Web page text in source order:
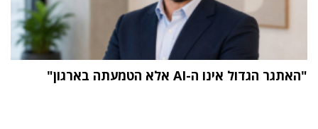
"האתגר הגדול אינו ה-AI אלא הטמעתה בארגון"